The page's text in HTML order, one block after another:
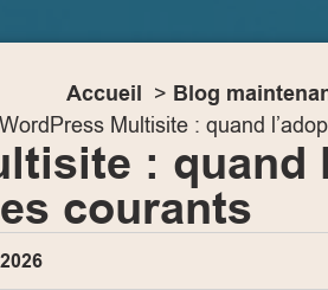
Accueil Blog
WordPress Multisite : quand
: quand
courants